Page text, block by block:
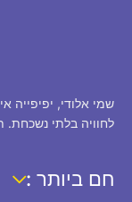
שמי אלודי, יפיפייה
לחוויה בלתי נשכחת.
חם ביותר :